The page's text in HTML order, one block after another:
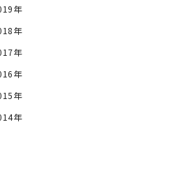
年
年
年
年
年
年